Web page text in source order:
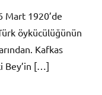
Mart 1920’de
öykücülüğünün
Kafkas
Bey’in […]